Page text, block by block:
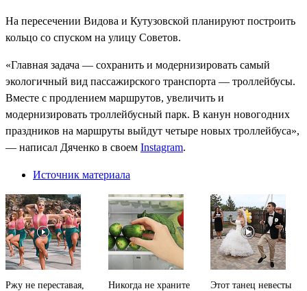
На пересечении Видова и Кутузовской планируют построить
кольцо со спуском на улицу Советов.
«Главная задача — сохранить и модернизировать самый
экологичный вид пассажирского транспорта — троллейбусы.
Вместе с продлением маршрутов, увеличить и
модернизировать троллейбусный парк. В канун новогодних
праздников на маршруты выйдут четыре новых троллейбуса»,
— написал Дяченко в своем Instagram.
Источник материала
Ржу не переставая,
Никогда не храните
Этот танец невесты